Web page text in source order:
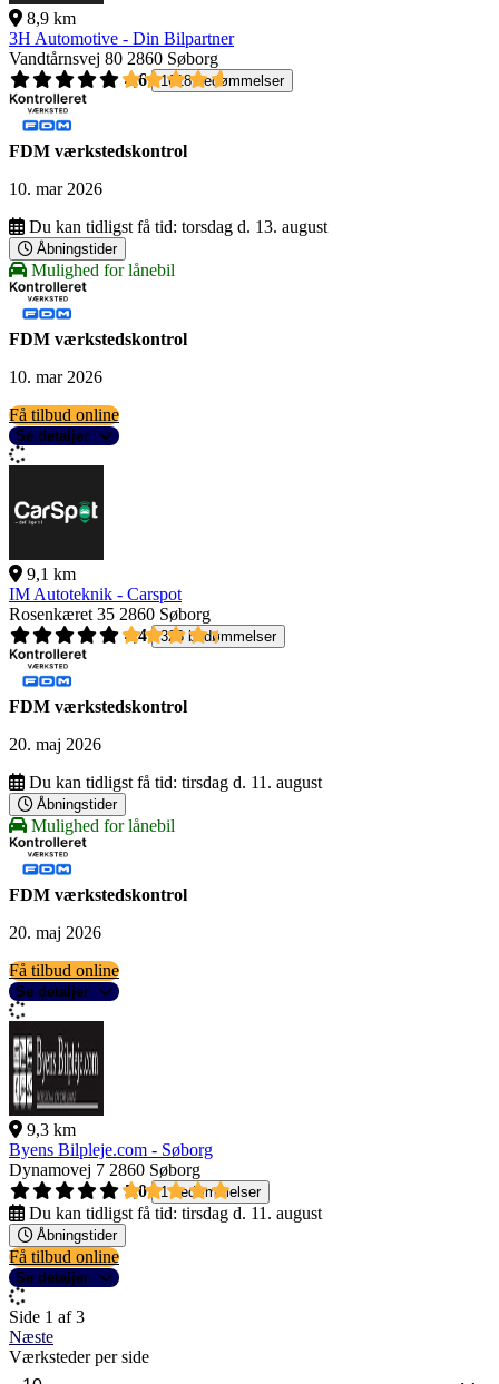
8,9 km
3H Automotive - Din Bilpartner
Vandtårnsvej 80 2860 Søborg
4,6
1618 bedømmelser
FDM værkstedskontrol
10. mar 2026
Du kan tidligst få tid: torsdag d. 13. august
Åbningstider
Mulighed for lånebil
FDM værkstedskontrol
10. mar 2026
Få tilbud online
Se detaljer
9,1 km
IM Autoteknik - Carspot
Rosenkæret 35 2860 Søborg
4,4
326 bedømmelser
FDM værkstedskontrol
20. maj 2026
Du kan tidligst få tid: tirsdag d. 11. august
Åbningstider
Mulighed for lånebil
FDM værkstedskontrol
20. maj 2026
Få tilbud online
Se detaljer
9,3 km
Byens Bilpleje.com - Søborg
Dynamovej 7 2860 Søborg
5,0
1 bedømmelser
Du kan tidligst få tid: tirsdag d. 11. august
Åbningstider
Få tilbud online
Se detaljer
Side 1 af 3
Næste
Værksteder per side